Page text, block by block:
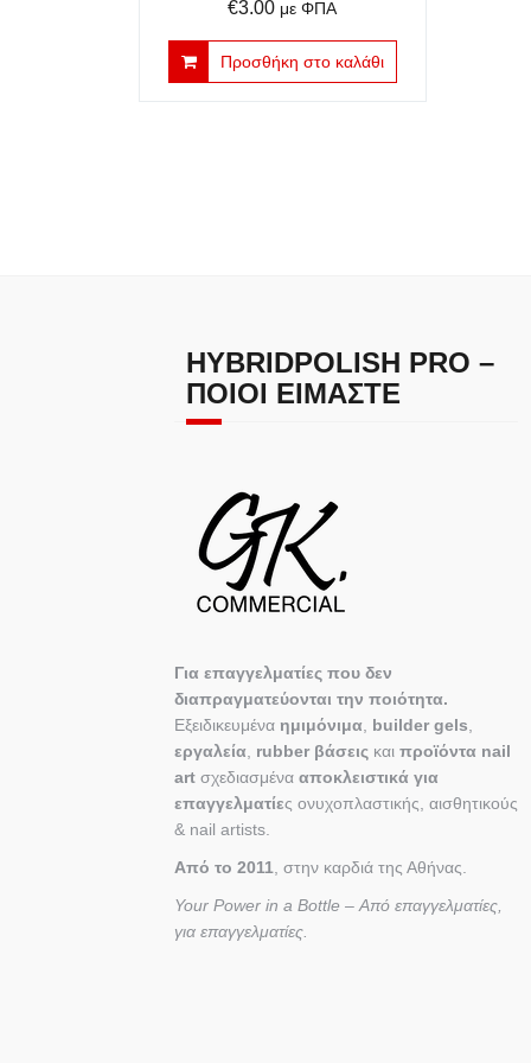
€3.00 με ΦΠΑ
Προσθήκη στο καλάθι
HYBRIDPOLISH PRO –
ΠΟΙΟΙ ΕΊΜΑΣΤΕ
Για επαγγελματίες που δεν
διαπραγματεύονται την ποιότητα.
Εξειδικευμένα ημιμόνιμα builder gels
εργαλεία rubber βάσεις και προϊόντα nail
art σχεδιασμένα αποκλειστικά για
επαγγελματίες ονυχοπλαστικής, αισθητικούς
& nail artists.
Από το 2011 , στην καρδιά της Αθήνας.
Your Power in a Bottle – Από επαγγελματίες,
για επαγγελματίες.